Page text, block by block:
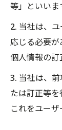
等」といいま
2. 当社は、
応じる必要
個人情報の訂
3. 当社は、
たは訂正等を
これをユーザ